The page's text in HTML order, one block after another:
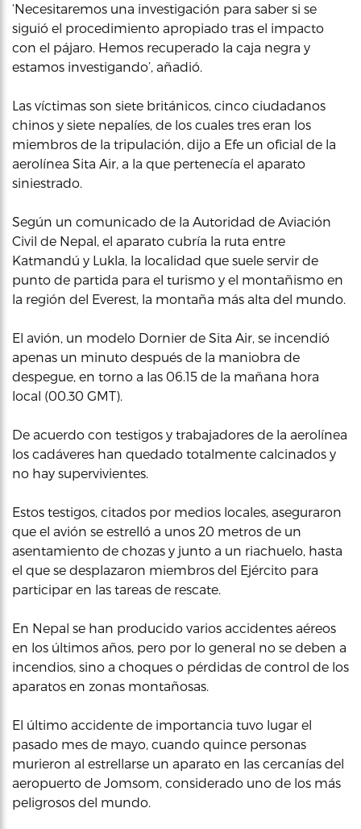
‘Necesitaremos una investigación para saber si se
siguió el procedimiento apropiado tras el impacto
con el pájaro. Hemos recuperado la caja negra y
estamos investigando’, añadió.
Las víctimas son siete británicos, cinco ciudadanos
chinos y siete nepalíes, de los cuales tres eran los
miembros de la tripulación, dijo a Efe un oficial de la
aerolínea Sita Air, a la que pertenecía el aparato
siniestrado.
Según un comunicado de la Autoridad de Aviación
Civil de Nepal, el aparato cubría la ruta entre
Katmandú y Lukla, la localidad que suele servir de
punto de partida para el turismo y el montañismo en
la región del Everest, la montaña más alta del mundo.
El avión, un modelo Dornier de Sita Air, se incendió
apenas un minuto después de la maniobra de
despegue, en torno a las 06.15 de la mañana hora
local (00.30 GMT).
De acuerdo con testigos y trabajadores de la aerolínea
los cadáveres han quedado totalmente calcinados y
no hay supervivientes.
Estos testigos, citados por medios locales, aseguraron
que el avión se estrelló a unos 20 metros de un
asentamiento de chozas y junto a un riachuelo, hasta
el que se desplazaron miembros del Ejército para
participar en las tareas de rescate.
En Nepal se han producido varios accidentes aéreos
en los últimos años, pero por lo general no se deben a
incendios, sino a choques o pérdidas de control de los
aparatos en zonas montañosas.
El último accidente de importancia tuvo lugar el
pasado mes de mayo, cuando quince personas
murieron al estrellarse un aparato en las cercanías del
aeropuerto de Jomsom, considerado uno de los más
peligrosos del mundo.